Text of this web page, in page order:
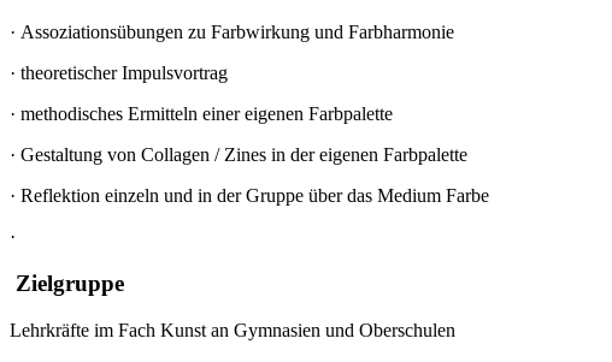
· Assoziationsübungen zu Farbwirkung und Farbharmonie
· theoretischer Impulsvortrag
· methodisches Ermitteln einer eigenen Farbpalette
· Gestaltung von Collagen / Zines in der eigenen Farbpalette
· Reflektion einzeln und in der Gruppe über das Medium Farbe
·
Zielgruppe
Lehrkräfte im Fach Kunst an Gymnasien und Oberschulen